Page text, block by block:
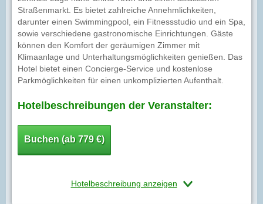
Straßenmarkt. Es bietet zahlreiche Annehmlichkeiten,
darunter einen Swimmingpool, ein Fitnessstudio und ein Spa,
sowie verschiedene gastronomische Einrichtungen. Gäste
können den Komfort der geräumigen Zimmer mit
Klimaanlage und Unterhaltungsmöglichkeiten genießen. Das
Hotel bietet einen Concierge-Service und kostenlose
Parkmöglichkeiten für einen unkomplizierten Aufenthalt.
Hotelbeschreibungen der Veranstalter:
Buchen (ab 779 €)
Hotelbeschreibung anzeigen